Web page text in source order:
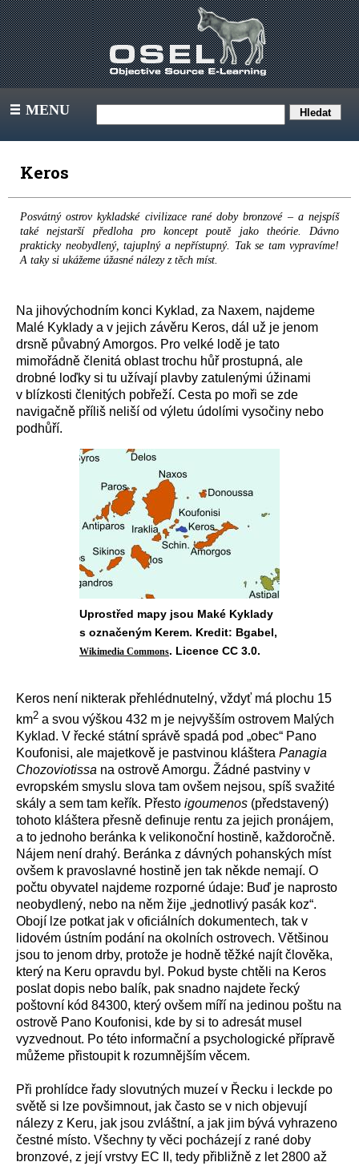
III MENU
Keros
Posvátný ostrov kykladské civilizace rané doby bronzové – a nejspíš
také nejstarší předloha pro koncept poutě jako theórie. Dávno
prakticky neobydlený, tajuplný a nepřístupný. Tak se tam vypravíme!
A taky si ukážeme úžasné nálezy z těch míst.
Na jihovýchodním konci Kyklad, za Naxem, najdeme
Malé Kyklady a v jejich závěru Keros, dál už je jenom
drsně půvabný Amorgos. Pro velké lodě je tato
mimořádně členitá oblast trochu hůř prostupná, ale
drobné loďky si tu užívají plavby zatulenými úžinami
v blízkosti členitých pobřeží. Cesta po moři se zde
navigačně příliš neliší od výletu údolími vysočiny nebo
podhůří.
Uprostřed mapy jsou Maké Kyklady
s označeným Kerem. Kredit: Bgabel,
Wikimedia Commons. Licence CC 3.0.
Keros není nikterak přehlédnutelný, vždyť má plochu 15
km2 a svou výškou 432 m je nejvyšším ostrovem Malých
Kyklad. V řecké státní správě spadá pod „obec“ Pano
Koufonisi, ale majetkově je pastvinou kláštera Panagia
Chozoviotissa na ostrově Amorgu. Žádné pastviny v
evropském smyslu slova tam ovšem nejsou, spíš svažité
skály a sem tam keřík. Přesto igoumenos (představený)
tohoto kláštera přesně definuje rentu za jejich pronájem,
a to jednoho beránka k velikonoční hostině, každoročně.
Nájem není drahý. Beránka z dávných pohanských míst
ovšem k pravoslavné hostině jen tak někde nemají. O
počtu obyvatel najdeme rozporné údaje: Buď je naprosto
neobydlený, nebo na něm žije „jednotlivý pasák koz“.
Obojí lze potkat jak v oficiálních dokumentech, tak v
lidovém ústním podání na okolních ostrovech. Většinou
jsou to jenom drby, protože je hodně těžké najít člověka,
který na Keru opravdu byl. Pokud byste chtěli na Keros
poslat dopis nebo balík, pak snadno najdete řecký
poštovní kód 84300, který ovšem míří na jedinou poštu na
ostrově Pano Koufonisi, kde by si to adresát musel
vyzvednout. Po této informační a psychologické přípravě
můžeme přistoupit k rozumnějším věcem.
Při prohlídce řady slovutných muzeí v Řecku i leckde po
světě si lze povšimnout, jak často se v nich objevují
nálezy z Keru, jak jsou zvláštní, a jak jim bývá vyhrazeno
čestné místo. Všechny ty věci pocházejí z rané doby
bronzové, z její vrstvy EC II, tedy přibližně z let 2800 až